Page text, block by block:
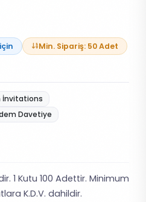
Min. Sipariş: 50 Adet
İnvitations
Davetiye
1 Kutu 100 Adettir. Minimum
K.D.V. dahildir.